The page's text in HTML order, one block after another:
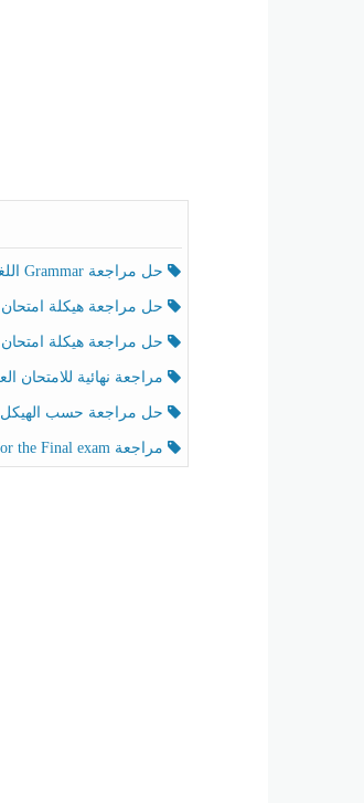
حل مراجعة Grammar اللغة الإنجليزية الصف الخامس الفصل الثالث
حل مراجعة هيكلة امتحان العلوم
حل مراجعة هيكلة امتحان العلوم
مراجعة نهائية للامتحان العلوم
حل مراجعة حسب الهيكل الوزاري العلوم
مراجعة Preparation for the Final exam اللغة الإنجليزية الصف الرابع الفصل الثالث